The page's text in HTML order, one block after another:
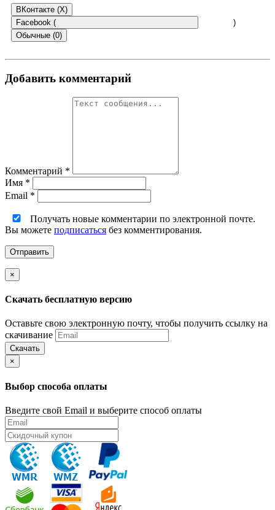
ВКонтакте (X)
Facebook (
)
Обычные (0)
Добавить комментарий
Комментарий *
Имя *
Email *
Получать новые комментарии по электронной почте.
Вы можете подписаться без комментирования.
×
Скачать бесплатную версию
Оставьте свою электронную почту, чтобы получить ссылку на
скачивание
Скачать
×
Выбор способа оплаты
Введите свой Email и выберите способ оплаты